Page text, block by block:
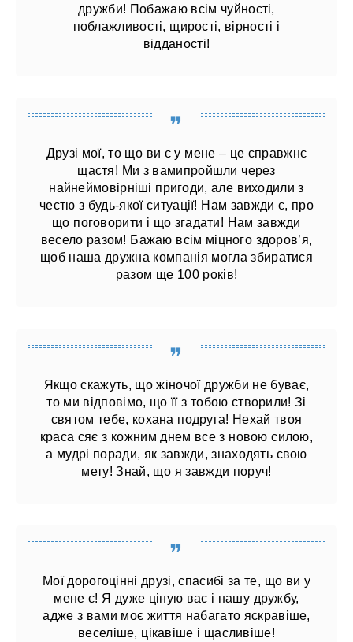
дружби! Побажаю всім чуйності,
поблажливості, щирості, вірності і
відданості!
Друзі мої, то що ви є у мене – це справжнє
щастя! Ми з вамипройшли через
найнеймовірніші пригоди, але виходили з
честю з будь-якої ситуації! Нам завжди є, про
що поговорити і що згадати! Нам завжди
весело разом! Бажаю всім міцного здоров’я,
щоб наша дружна компанія могла збиратися
разом ще 100 років!
Якщо скажуть, що жіночої дружби не буває,
то ми відповімо, що її з тобою створили! Зі
святом тебе, кохана подруга! Нехай твоя
краса сяє з кожним днем ​​все з новою силою,
а мудрі поради, як завжди, знаходять свою
мету! Знай, що я завжди поруч!
Мої дорогоцінні друзі, спасибі за те, що ви у
мене є! Я дуже ціную вас і нашу дружбу,
адже з вами моє життя набагато яскравіше,
веселіше, цікавіше і щасливіше!